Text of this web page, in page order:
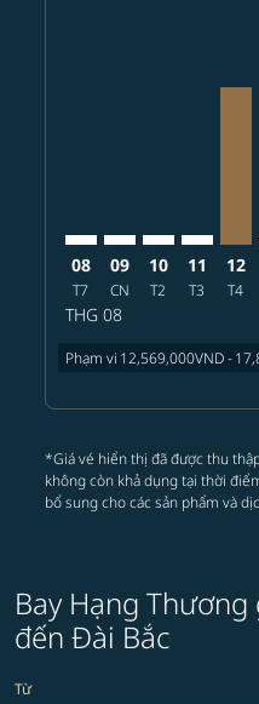
08
T7
THG 08
09
CN
10
T2
11
T3
12
T4
Phạm vi 12,569,000VND-
*Giá vé hiển thị đã được thu
không còn khả dụng tại thời
bổ sung cho các sản phẩm và
Bay Hạng
đến Đài Bắc
Từ